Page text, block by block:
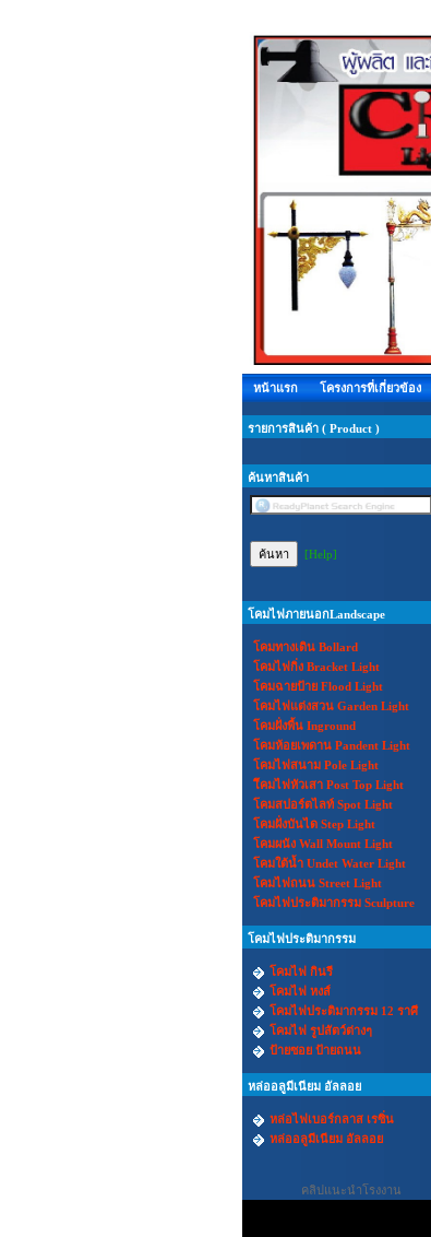
หน้าแรก โครงการที่เกี่ยวข้อง
รายการสินค้า ( Product )
ค้นหาสินค้า
[Help]
โคมไฟภายนอกLandscape
โคมทางเดิน Bollard
โคมไฟกิ่ง Bracket Light
โคมฉายป้าย Flood Light
โคมไฟแต่งสวน Garden Light
โคมฝั่งพื้น Inground
โคมห้อยเพดาน Pandent Light
โคมไฟสนาม Pole Light
โีคมไฟหัวเสา Post Top Light
โคมสปอร์ตไลท์ Spot Light
โคมฝั่งบันได Step Light
โคมผนัง Wall Mount Light
โคมใต้น้ำ Undet Water Light
โคมไฟถนน Street Light
โคมไฟประติมากรรม Sculpture
โคมไฟประติมากรรม
โคมไฟ กินรี
โคมไฟ หงส์
โคมไฟประติมากรรม 12 ราศี
โคมไฟ รูปสัตว์ต่างๆ
ป้ายซอย ป้ายถนน
หล่ออลูมีเนียม อัลลอย
หล่อไฟเบอร์กลาส เรซิ่น
หล่ออลูมีเนียม อัลลอย
คลิปแนะนำโรงงาน